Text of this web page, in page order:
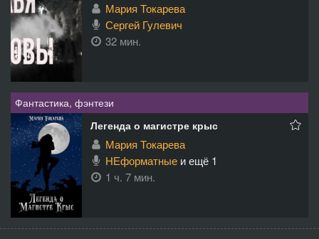
Мария Токарева
Сергей Гулевич
32 мин.
Фантастика, фэнтези
Легенда о магистре крыс
Мария Токарева
НЕформатные и ещё 1
1 ч. 7 мин.